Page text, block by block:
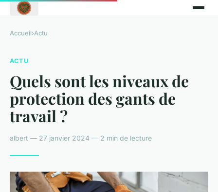
Accueil›Actu
ACTU
Quels sont les niveaux de
protection des gants de
travail ?
albert — 27 janvier 2024 — 2 min de lecture